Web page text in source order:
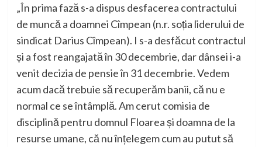
„În prima fază s-a dispus desfacerea contractului
de muncă a doamnei Cîmpean (n.r. soția liderului de
sindicat Darius Cîmpean). I s-a desfăcut contractul
și a fost reangajată în 30 decembrie, dar dânsei i-a
venit decizia de pensie în 31 decembrie. Vedem
acum dacă trebuie să recuperăm banii, că nu e
normal ce se întâmplă. Am cerut comisia de
disciplină pentru domnul Floarea și doamna de la
resurse umane, că nu înțelegem cum au putut să